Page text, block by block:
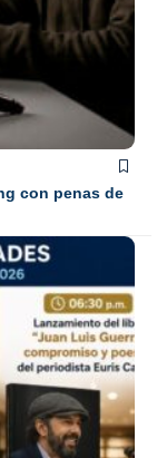
con penas de